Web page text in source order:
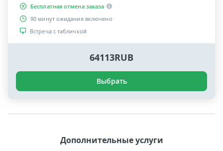
Бесплатная отмена заказа
90 минут ожидания включено
Встреча с табличкой
64113RUB
Выбрать
Дополнительные услуги